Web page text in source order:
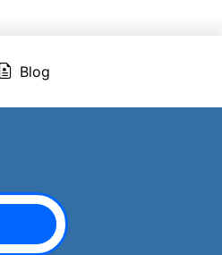
Blog